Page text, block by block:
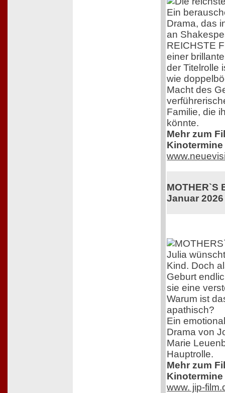
Ein
Drama, das
an
REICHSTE
einer
der Titelrolle
wie
Macht des
Familie, die
könnte.
Mehr zum
MOTHER`S
Januar 2026
Julia
Kind. Doch
Geburt
sie eine
Warum ist
apathisch?
Ein
Drama von
Marie
Hauptrolle.
Mehr zum
www. jip-